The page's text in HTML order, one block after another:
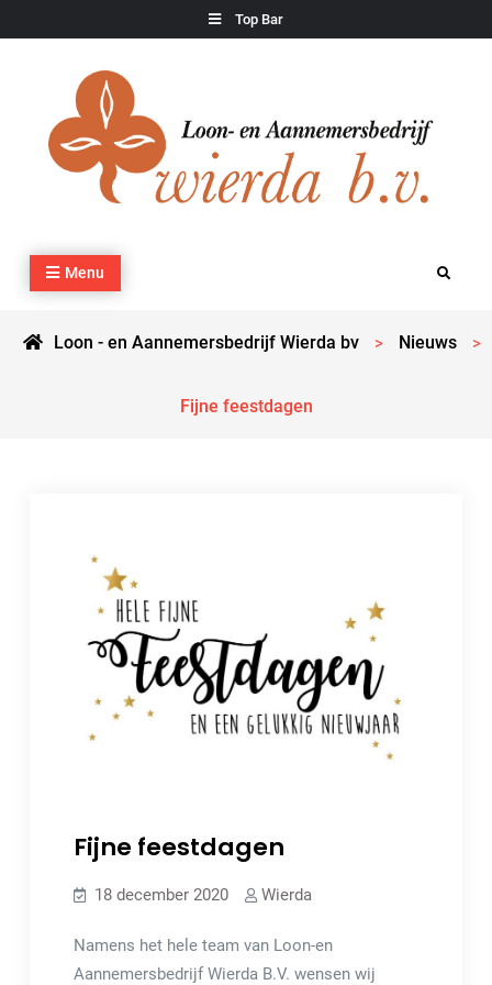
to
Top Bar
Loon – en Aannemersbedrijf Wierda bv
Kraan- en machineverhuur, agrarisch werk, grondverzet,
cultuurtechnisch werk en transport
Menu Search
Loon - en Aannemersbedrijf Wierda bv > Nieuws >
Fijne feestdagen
Fijne feestdagen
18 december 2020 Wierda
Namens het hele team van Loon-en
Aannemersbedrijf Wierda B.V. wensen wij